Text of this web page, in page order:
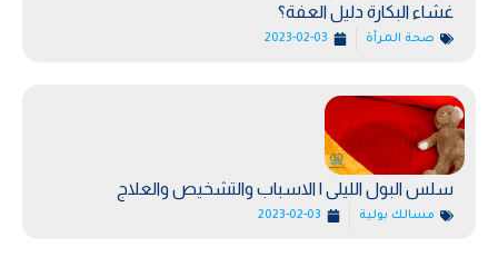
غشاء البكارة دليل العفة؟
صحة المرأة 2023-02-03
سلس البول الليلى | الاسباب والتشخيص والعلاج
مسالك بولية 2023-02-03